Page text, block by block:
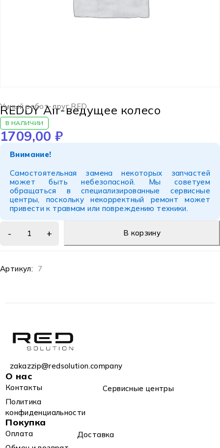
Умный робот-друг RED
REDDY Air-ведущее колесо
В НАЛИЧИИ
1709,00 ₽
Внимание!
Самостоятельная замена некоторых запчастей
может быть небезопасной. Мы советуем
обращаться в специализированные сервисные
центры, поскольку некорректный ремонт может
привести к травмам или повреждению техники.
В корзину
Артикул: 7
zakazzip@redsolution.company
О нас
Контакты
Сервисные центры
Политика
конфиденциальности
Покупка
Оплата
Доставка